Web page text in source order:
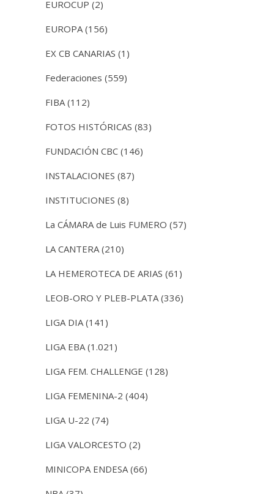
EUROCUP (2)
EUROPA(156)
EX CB CANARIAS (1)
Federaciones (559)
FIBA(112)
FOTOS HISTÓRICAS (83)
FUNDACIÓN CBC (146)
INSTALACIONES (87)
INSTITUCIONES (8)
La CÁMARA de Luis FUMERO (57)
LA CANTERA(210)
LA HEMEROTECA DE ARIAS (61)
LEOB-ORO Y PLEB-PLATA(336)
LIGA DIA(141)
LIGA EBA(1.021)
LIGA FEM. CHALLENGE (128)
LIGA FEMENINA-2 (404)
LIGA U-22 (74)
LIGA VALORCESTO (2)
MINICOPA ENDESA(66)